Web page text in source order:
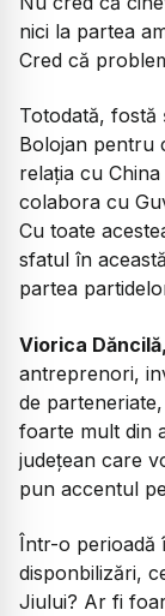
nici la partea
Cred că
Totodată, fostă
Bolojan pentru
relația cu
colabora cu
Cu toate
sfatul în
partea
Viorica
antreprenori,
de
foarte mult din
județean care
pun accentul
Într-o perioadă
disponbilizări,
Jiului? Ar fi